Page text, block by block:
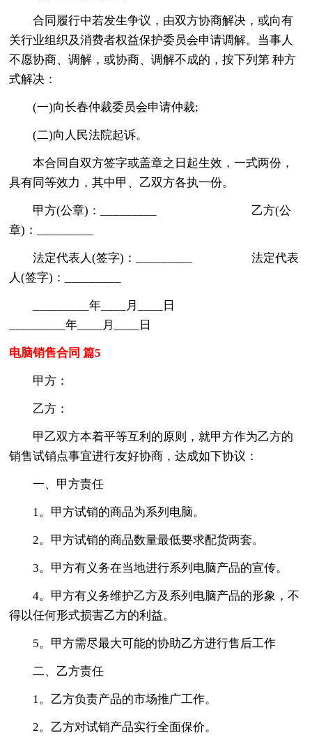
合同履行中若发生争议，由双方协商解决，或向有
关行业组织及消费者权益保护委员会申请调解。当事人
不愿协商、调解，或协商、调解不成的，按下列第 种方
式解决：
(一)向长春仲裁委员会申请仲裁;
(二)向人民法院起诉。
本合同自双方签字或盖章之日起生效，一式两份，
具有同等效力，其中甲、乙双方各执一份。
甲方(公章)：_________ 乙方(公
章)：_________
法定代表人(签字)：_________ 法定代表
人(签字)：_________
_________年____月____日
_________年____月____日
电脑销售合同 篇5
甲方：
乙方：
甲乙双方本着平等互利的原则，就甲方作为乙方的
销售试销点事宜进行友好协商，达成如下协议：
一、甲方责任
1。甲方试销的商品为系列电脑。
2。甲方试销的商品数量最低要求配货两套。
3。甲方有义务在当地进行系列电脑产品的宣传。
4。甲方有义务维护乙方及系列电脑产品的形象，不
得以任何形式损害乙方的利益。
5。甲方需尽最大可能的协助乙方进行售后工作
二、乙方责任
1。乙方负责产品的市场推广工作。
2。乙方对试销产品实行全面保价。